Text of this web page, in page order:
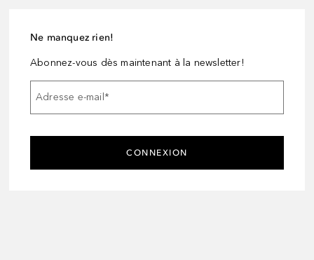
Ne manquez rien!
Abonnez-vous dès maintenant à la newsletter!
Adresse e-mail*
CONNEXION